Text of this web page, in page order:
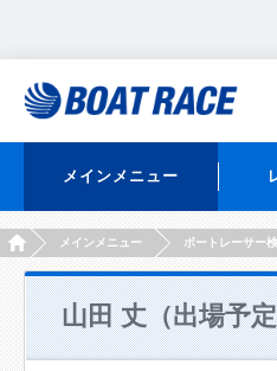
メインメニュー
HOMEメインメニュー ボートレーサー
山田 丈（出場予